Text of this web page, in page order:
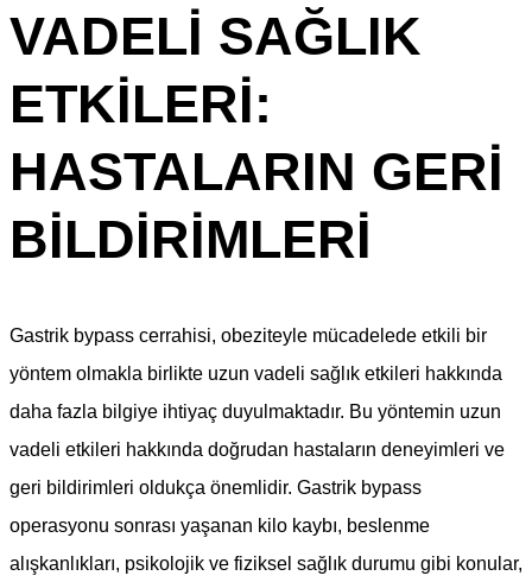
VADELI SAĞLIK
ETKILERI:
HASTALARIN GERI
BILDIRIMLERI
Gastrik bypass cerrahisi, obeziteyle mücadelede etkili bir
yöntem olmakla birlikte uzun vadeli sağlık etkileri hakkında
daha fazla bilgiye ihtiyaç duyulmaktadır. Bu yöntemin uzun
vadeli etkileri hakkında doğrudan hastaların deneyimleri ve
geri bildirimleri oldukça önemlidir. Gastrik bypass
operasyonu sonrası yaşanan kilo kaybı, beslenme
alışkanlıkları, psikolojik ve fiziksel sağlık durumu gibi konular,